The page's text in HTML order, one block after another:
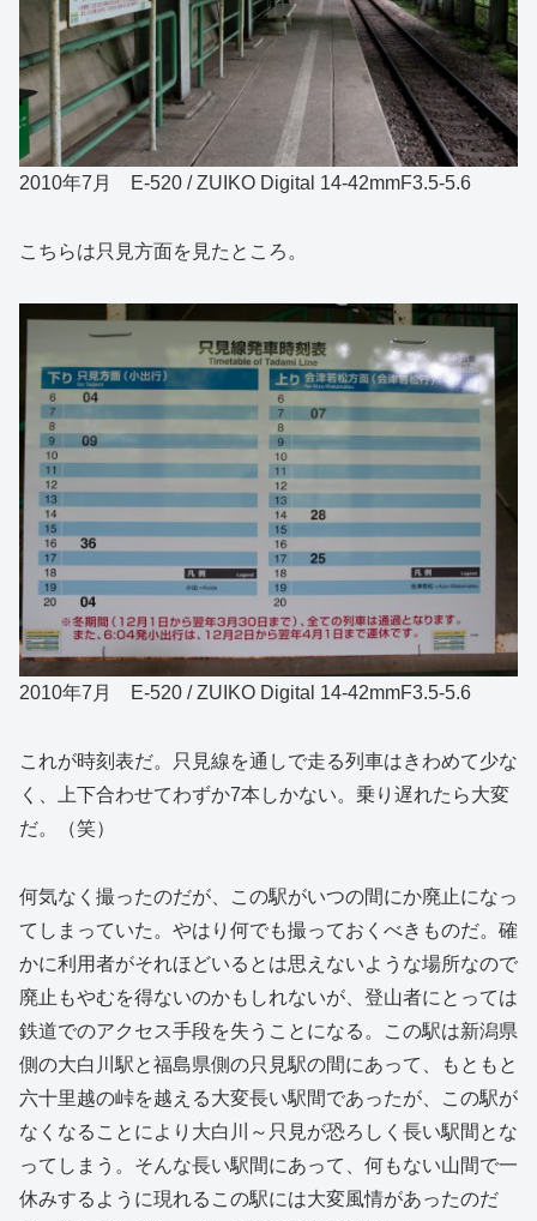
2010年7月 E-520 / ZUIKO Digital 14-42mmF3.5-5.6
こちらは只見方面を見たところ。
2010年7月 E-520 / ZUIKO Digital 14-42mmF3.5-5.6
これが時刻表だ。只見線を通しで走る列車はきわめて少な
く、上下合わせてわずか7本しかない。乗り遅れたら大変
だ。（笑）
何気なく撮ったのだが、この駅がいつの間にか廃止になっ
てしまっていた。やはり何でも撮っておくべきものだ。確
かに利用者がそれほどいるとは思えないような場所なので
廃止もやむを得ないのかもしれないが、登山者にとっては
鉄道でのアクセス手段を失うことになる。この駅は新潟県
側の大白川駅と福島県側の只見駅の間にあって、もともと
六十里越の峠を越える大変長い駅間であったが、この駅が
なくなることにより大白川～只見が恐ろしく長い駅間とな
ってしまう。そんな長い駅間にあって、何もない山間で一
休みするように現れるこの駅には大変風情があったのだ